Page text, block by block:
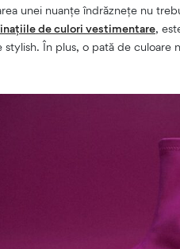
unei nuanțe îndrăznețe nu
de culori vestimentare,
În plus, o pată de culoare